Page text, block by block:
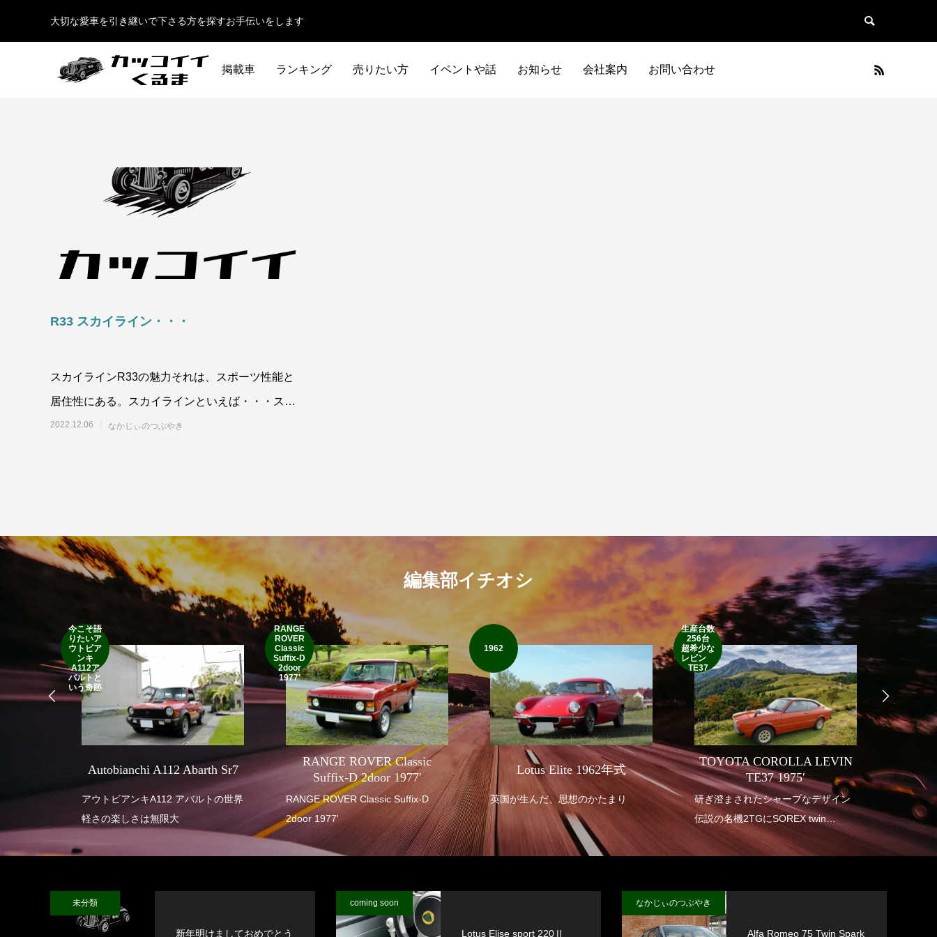
大切な愛車を引き継いで下さる方を探すお手伝いをします
掲載車 ランキング 売りたい方 イベントや話 お知らせ 会社案内 お問い合わせ
R33 スカイライン・・・
スカイラインR33の魅力それは、スポーツ性能と
居住性にある。スカイラインといえば・・・スカ
イラインR32はGTR再出発の狼煙
2022.12.06 なかじぃのつぶやき
編集部イチオシ
今こそ語
りたいア
ウトビア
ンキ
A112ア
バルトと
いう奇跡
Autobianchi A112 Abarth Sr7
アウトビアンキA112 アバルトの世界
軽さの楽しさは無限大
RANGE
ROVER
Classic
Suffix-D
2door
1977'
RANGE ROVER Classic
Suffix-D 2door 1977′
RANGE ROVER Classic Suffix-D
2door 1977'
1962
Lotus Elite 1962年式
英国が生んだ、思想のかたまり
生産台数
256台
超希少な
レビン
TE37
TOYOTA COROLLA LEVIN
TE37 1975′
研ぎ澄まされたシャープなデザイン
伝説の名機2TGにSOREX twin
carburetor
垂涎の幻の一台
1950年
アメリ
も華や
インデ
未分類
新年明けましておめでとう
coming soon
Lotus Elise sport 220Ⅱ
なかじぃのつぶやき
Alfa Romeo 75 Twin Spark